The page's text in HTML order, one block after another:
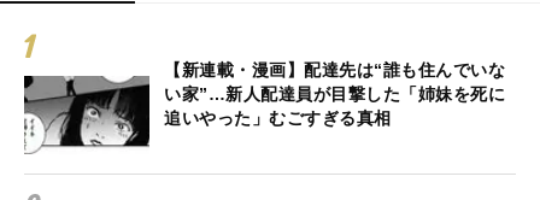
【新連載・漫画】配達先は“誰も住んでいな
い家”…新人配達員が目撃した「姉妹を死に
追いやった」むごすぎる真相